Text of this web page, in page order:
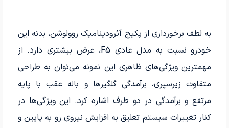
به لطف برخورداری از پکیج آئرودینامیک روولوشن، بدنه این
خودرو نسبت به مدل عادی F5، عرض بیشتری دارد. از
مهمترین ویژگی‌های ظاهری این نمونه می‌توان به طراحی
متفاوت زیرسپری، برآمدگی گلگیرها و باله عقب با پایه
مرتفع و برآمدگی در دو طرف اشاره کرد. این ویژگی‌ها در
کنار تغییرات سیستم تعلیق به افزایش نیروی رو به پایین و